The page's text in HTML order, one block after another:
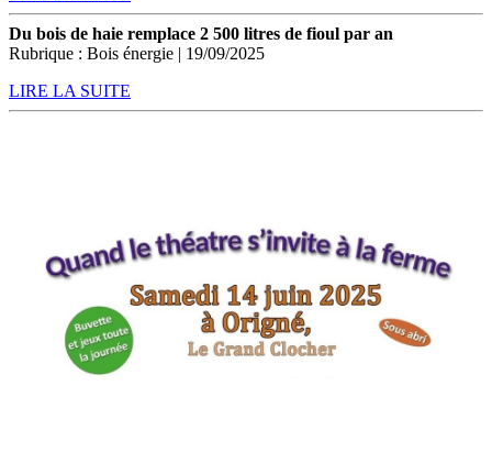
Du bois de haie remplace 2 500 litres de fioul par an
Rubrique : Bois énergie | 19/09/2025
LIRE LA SUITE